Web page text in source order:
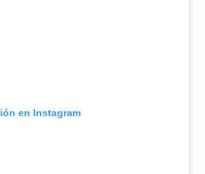
en Instagram